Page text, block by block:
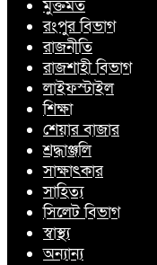
মুক্তমত
রংপুর বিভাগ
রাজনীতি
রাজশাহী বিভাগ
লাইফস্টাইল
শিক্ষা
শেয়ার বাজার
শ্রদ্ধাঞ্জলি
সাক্ষাৎকার
সাহিত্য
সিলেট বিভাগ
স্বাস্থ্য
অন্যান্য